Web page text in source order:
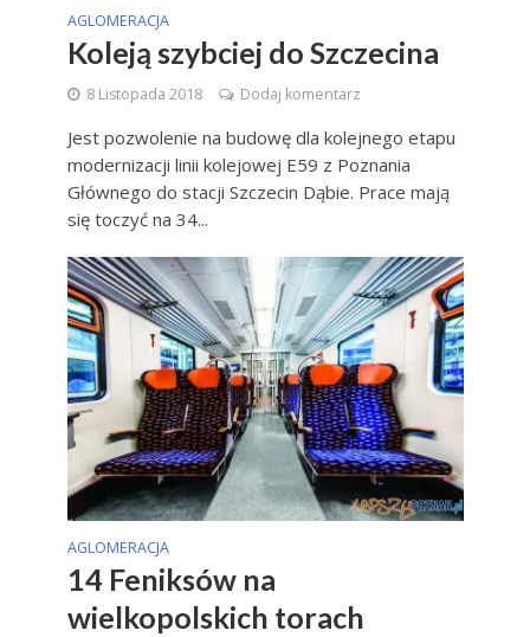
AGLOMERACJA
Koleją szybciej do Szczecina
8 Listopada 2018 Dodaj komentarz
Jest pozwolenie na budowę dla kolejnego etapu
modernizacji linii kolejowej E59 z Poznania
Głównego do stacji Szczecin Dąbie. Prace mają
się toczyć na 34...
AGLOMERACJA
14 Feniksów na
wielkopolskich torach